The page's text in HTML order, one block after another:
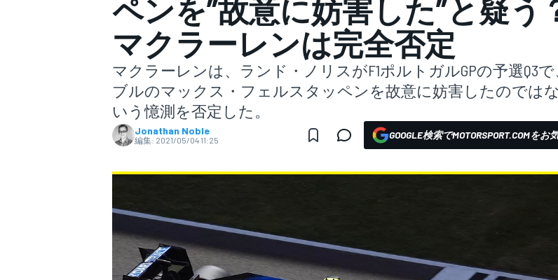
スーパーフォーミュラ
ペンを”故意に妨害した”と疑
マクラーレンは完全否定
マクラーレンは、ランド・ノリスがF1ポルトガルGPの予選Q3
ブルのマックス・フェルスタッペンを故意に妨害したのでは
いう憶測を否定した。
Jonathan Noble
編集: 2021/05/04 11:25 GOOGLE検索でMOTORSPORT.COMを